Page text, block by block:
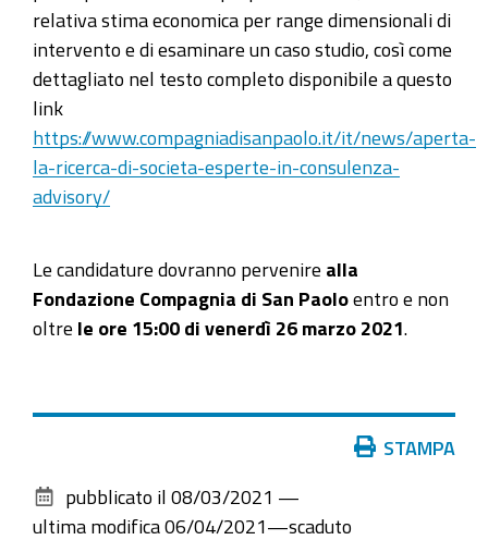
relativa stima economica per range dimensionali di
intervento e di esaminare un caso studio, così come
dettagliato nel testo completo disponibile a questo
link
https://www.compagniadisanpaolo.it/it/news/aperta-
la-ricerca-di-societa-esperte-in-consulenza-
advisory/
Le candidature dovranno pervenire alla
Fondazione Compagnia di San Paolo entro e non
oltre le ore 15:00 di venerdì 26 marzo 2021
documento
STAMPA
pubblicato il 08/03/2021 —
ultima modifica 06/04/2021—scaduto